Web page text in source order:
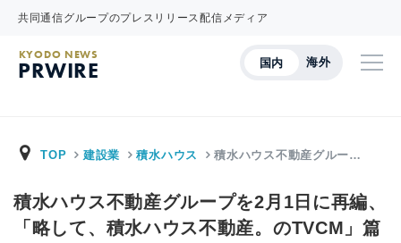
共同通信グループのプレスリリース配信メディア
国内 海外
KYODO NEWS
PRWIRE
TOP 建設業 積水ハウス 積水ハウス不動産グルー…
積水ハウス不動産グループを2月1日に再編、
「略して、積水ハウス不動産。のTVCM」篇